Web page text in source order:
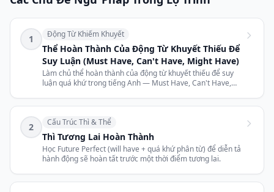
1 Động Từ Khiếm Khuyết
Thể Hoàn Thành Của Động Từ Khuyết Thiếu Để
Suy Luận (Must Have, Can't Have, Might Have)
Làm chủ thể hoàn thành của động từ khuyết thiếu để suy
luận quá khứ trong tiếng Anh — Must Have, Can't Have,
2 Cấu Trúc Thì & Thể
Thì Tương Lai Hoàn Thành
Học Future Perfect (will have + quá khứ phân từ) để diễn tả
hành động sẽ hoàn tất trước một thời điểm tương lai.